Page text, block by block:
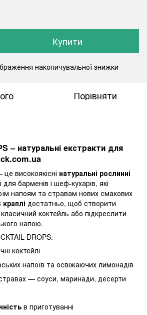
Купити
накопичувальної знижки
Порівняти
– натуральні екстракти для
високоякісні натуральні рослинні
для барменів і шеф-кухарів, які
напоям та стравам нових смакових
краплі достатньо, щоб створити
коктейль або підкреслити
напою.
DROPS:
коктейлі
напоїв та освіжаючих лимонадів
— соуси, маринади, десерти
в приготуванні